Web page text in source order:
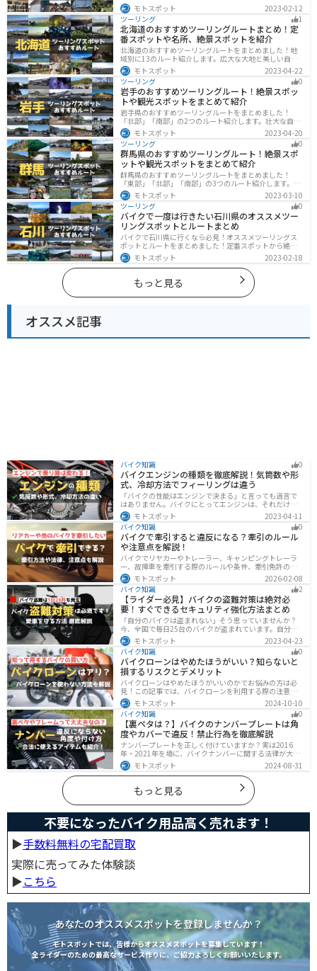
ト、温泉、山、海、グルメなど様々なジャンルで楽しめ
ます。バイクで鹿児島ツーリングに行こうと思っている
人は、参考にしてください。
モトスポット
2023-02-12
ツーリング
1
北海道のおすすめツーリングルートまとめ！定
番スポットや名所、絶景スポットを紹介
北海道のおすすめツーリングルートをまとめました！地
域別に13のルート紹介します。広大な大地と美しい自然
が広がり、四季折々の魅力を楽しめる観光スポットが数
多くあります。バイクで北海道にツーリングに行く際は
参考にしてください。
モトスポット
2023-04-22
ツーリング
0
岩手のおすすめツーリングルート！絶景スポッ
トや観光スポットをまとめて紹介
岩手県のおすすめツーリングルートをまとめました！
「北部」「南部」の2つのルート紹介します。壮大な自然
や歴史的な観光スポットが多く存在するので楽しめま
す。バイクで岩手県にツーリングに行く際は参考にして
ください。
モトスポット
2023-04-20
ツーリング
0
群馬県のおすすめツーリングルート！絶景スポ
ットや観光スポットをまとめて紹介
群馬県のおすすめツーリングルートをまとめました！
「東部」「北部」「南部」の3つのルート紹介します。草
津温泉や伊香保温泉など全国でも有名な温泉や豊かな自
然を満喫するツーリングができます。バイクで群馬県に
ツーリングに行く際は参考にしてください。
モトスポット
2023-03-10
ツーリング
0
バイクで一度は行きたい石川県のオススメツー
リングスポットとルートまとめ
バイクで石川県に行くなら必見！オススメツーリングス
ポットとルートをまとめました！定番スポットから絶景
スポット、温泉、海、グルメなど様々なジャンルで楽し
めます。バイクで石川ツーリングに行こうと思っている
人は、参考にしてください。
モトスポット 2023-02-18
もっと見る
オススメ記事
バイク知識 0
バイクエンジンの種類を徹底解説！気筒数や形
式、冷却方法でフィーリングは違う
「バイクの性能はエンジンで決まる」と言っても過言で
はありません。バイクにとってエンジンは、それだけ重
要なパーツなんです。エンジンの種類と特徴を知れば、
あなたもワンランク上のバイク選びができるようになり
ます！
モトスポット
2023-04-11
バイク知識
0
バイクで牽引すると違反になる？牽引のルール
や注意点を解説！
バイクでリヤカーやトレーラー、キャンピングトレーラ
ー、故障車を牽引する際のルールや条件、牽引免許の有
無、速度制限、必要な装備をわかりやすく解説。メリッ
ト・デメリットや注意点も紹介し、安全にバイクの積載
力をアップする方法をまとめました。
モトスポット
2026-02-08
バイク知識
2
【ライダー必見】バイクの盗難対策は絶対必
要！すぐできるセキュリティ強化方法まとめ
「自分のバイクは盗まれない」そう思っていませんか？
今、全国で毎日25台のバイクが盗まれています。自分の
バイクは大丈夫という保証はどこにもありません。バイ
クの盗難対策の方法を理解して、自分のバイクは自分で
守りましょう。
モトスポット
2023-04-23
バイク知識
0
バイクローンはやめたほうがいい？知らないと
損するリスクとデメリット
バイクローンはやめたほうがいいのかでお悩みの方は必
見！この記事では、バイクローンを利用する際の注意点
や失敗しない選び方を解説しています。実は、バイクロ
ーンの選び方にはコツがあります。この記事を読めば、
自分に合った賢い選択をすることが可能です。
モトスポット
2024-10-10
バイク知識
0
【裏ペタは？】バイクのナンバープレートは角
度やカバーで違反！禁止行為を徹底解説
ナンバープレートを正しく付けていますか？実は2016
年・2021年を境に、バイクナンバーに関する法律が大き
く変わっています！角度やカバー、ステーなど昔は大丈
夫でも今は違法になるケースが発生します。正しく理解
して、今一度見直してみましょう。合法で使えるアイテ
ムも紹介します。
モトスポット 2024-08-31
もっと見る
不要になったバイク用品高く売れます！
▶︎手数料無料の宅配買取
実際に売ってみた体験談
▶︎こちら
あなたのオススメスポットを登録しませんか？
モトスポットでは、皆様からオススメスポットを募集しています！
全ライダーのための最高なサービス作りに、ご協力よろしくお願いいたします。